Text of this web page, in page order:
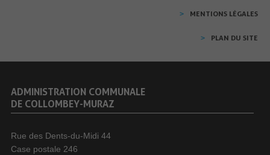
MENTIONS LÉGALES
PLAN DU SITE
ADMINISTRATION COMMUNALE
DE COLLOMBEY-MURAZ
Rue des Dents-du-Midi 44
Case postale 246